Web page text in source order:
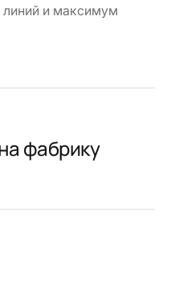
линий и максимум
фабрику